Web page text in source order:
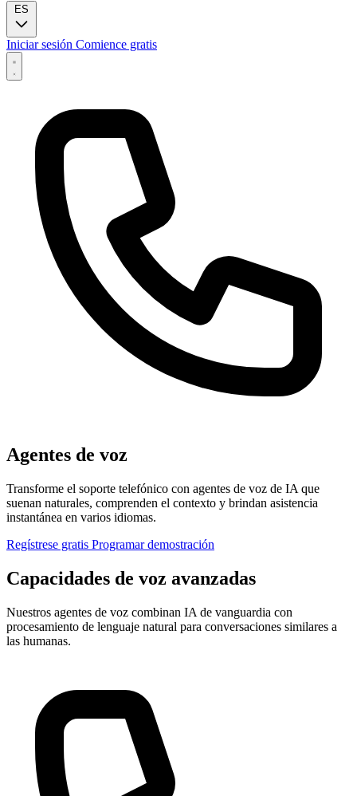
ES
Iniciar sesión Comience gratis
Agentes de voz
Transforme el soporte telefónico con agentes de voz de IA que
suenan naturales, comprenden el contexto y brindan asistencia
instantánea en varios idiomas.
Regístrese gratis Programar demostración
Capacidades de voz avanzadas
Nuestros agentes de voz combinan IA de vanguardia con
procesamiento de lenguaje natural para conversaciones similares a
las humanas.